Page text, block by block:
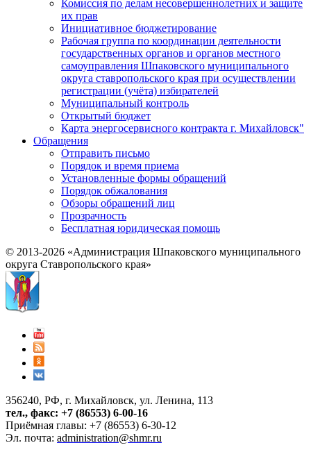
Комиссия по делам несовершеннолетних и защите
их прав
Инициативное бюджетирование
Рабочая группа по координации деятельности
государственных органов и органов местного
самоуправления Шпаковского муниципального
округа ставропольского края при осуществлении
регистрации (учёта) избирателей
Муниципальный контроль
Открытый бюджет
Карта энергосервисного контракта г. Михайловск"
Обращения
Отправить письмо
Порядок и время приема
Установленные формы обращений
Порядок обжалования
Обзоры обращений лиц
Прозрачность
Бесплатная юридическая помощь
© 2013-2026 «Администрация Шпаковского муниципального
округа Ставропольского края»
356240, РФ, г. Михайловск, ул. Ленина, 113
тел., факс: +7 (86553) 6-00-16
Приёмная главы: +7 (86553) 6-30-12
Эл. почта: administration@shmr.ru